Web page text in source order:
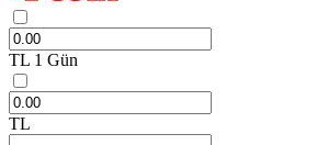
TL 1 Gün
TL